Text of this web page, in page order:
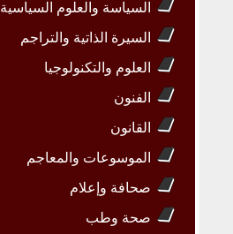
السياسة والعلوم السياسية
السيرة الذاتية والتراجم
العلوم والتكنولوجيا
الفنون
القانون
الموسوعات والمعاجم
صحافة وإعلام
صحة وطب